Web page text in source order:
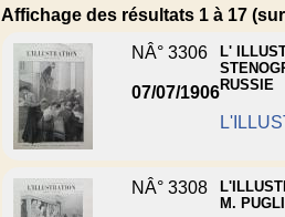
Affichage des résultats 1 à 17
NÂ° 3306
07/07/1906
L'
RUSSIE
NÂ° 3308
M.